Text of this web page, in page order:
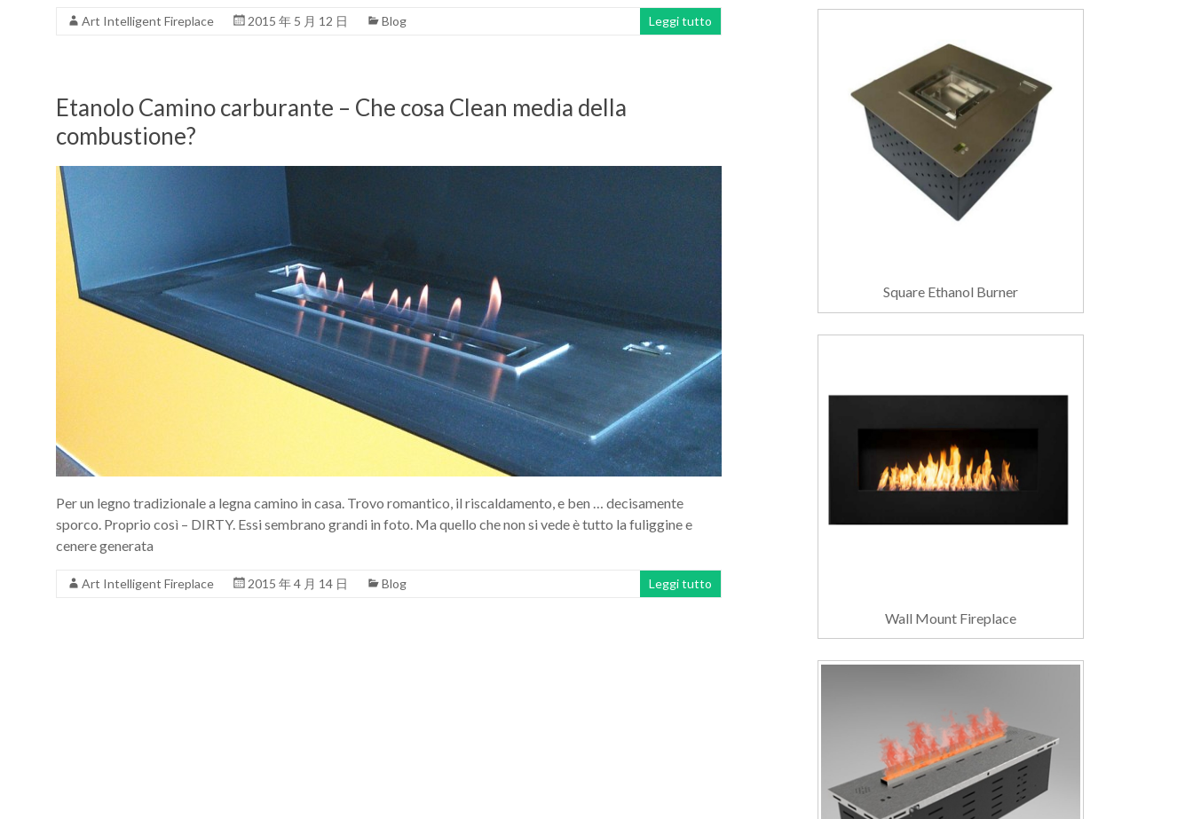
Art Intelligent Fireplace 2015 年 5 月 12 日 Blog Leggi tutto
Etanolo Camino carburante – Che cosa Clean media della
combustione?
Per un legno tradizionale a legna camino in casa. Trovo romantico, il riscaldamento, e ben … decisamente
sporco. Proprio così – DIRTY. Essi sembrano grandi in foto. Ma quello che non si vede è tutto la fuliggine e
cenere generata
Art Intelligent Fireplace 2015 年 4 月 14 日 Blog Leggi tutto
Square Ethanol Burner
Wall Mount Fireplace